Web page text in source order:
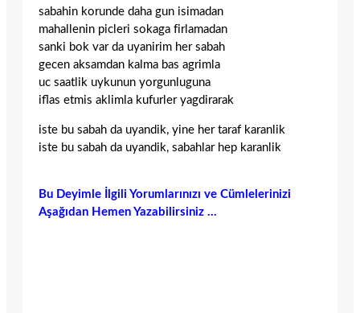
sabahin korunde daha gun isimadan
mahallenin picleri sokaga firlamadan
sanki bok var da uyanirim her sabah
gecen aksamdan kalma bas agrimla
uc saatlik uykunun yorgunluguna
iflas etmis aklimla kufurler yagdirarak
iste bu sabah da uyandik, yine her taraf karanlik
iste bu sabah da uyandik, sabahlar hep karanlik
Bu Deyimle İlgili Yorumlarınızı ve Cümlelerinizi
Aşağıdan Hemen Yazabilirsiniz …